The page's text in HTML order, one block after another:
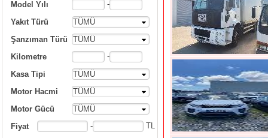
Model Yılı
-
Yakıt Türü
TÜMÜ
Şanzıman Türü
TÜMÜ
Kilometre
-
Kasa Tipi
TÜMÜ
Motor Hacmi
TÜMÜ
Motor Gücü
TÜMÜ
Fiyat
- TL